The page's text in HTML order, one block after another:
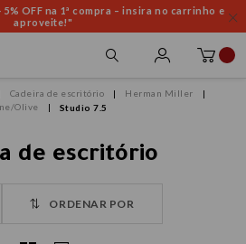
OFF na 1ª compra – insira no carrinho e
aproveite!"
Cadeira de escritório
Herman Miller
Olive
Studio 7.5
de escritório
ORDENAR POR